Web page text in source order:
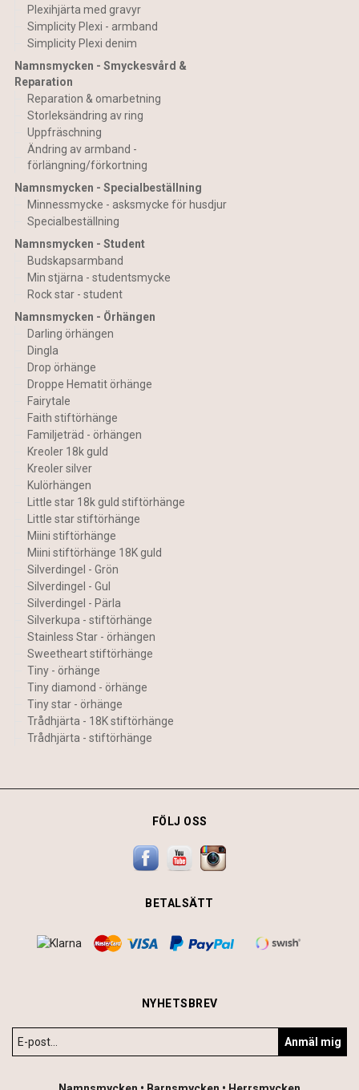
Plexihjärta med gravyr
Simplicity Plexi - armband
Simplicity Plexi denim
Namnsmycken - Smyckesvård &
Reparation
Reparation & omarbetning
Storleksändring av ring
Uppfräschning
Ändring av armband -
förlängning/förkortning
Namnsmycken - Specialbeställning
Minnessmycke - asksmycke för husdjur
Specialbeställning
Namnsmycken - Student
Budskapsarmband
Min stjärna - studentsmycke
Rock star - student
Namnsmycken - Örhängen
Darling örhängen
Dingla
Drop örhänge
Droppe Hematit örhänge
Fairytale
Faith stiftörhänge
Familjeträd - örhängen
Kreoler 18k guld
Kreoler silver
Kulörhängen
Little star 18k guld stiftörhänge
Little star stiftörhänge
Miini stiftörhänge
Miini stiftörhänge 18K guld
Silverdingel - Grön
Silverdingel - Gul
Silverdingel - Pärla
Silverkupa - stiftörhänge
Stainless Star - örhängen
Sweetheart stiftörhänge
Tiny - örhänge
Tiny diamond - örhänge
Tiny star - örhänge
Trådhjärta - 18K stiftörhänge
Trådhjärta - stiftörhänge
BETALSÄTT
FÖLJ OSS
NYHETSBREV
Anmäl mig